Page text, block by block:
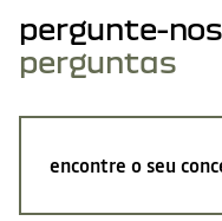
pergunte-nos
perguntas
encontre o seu